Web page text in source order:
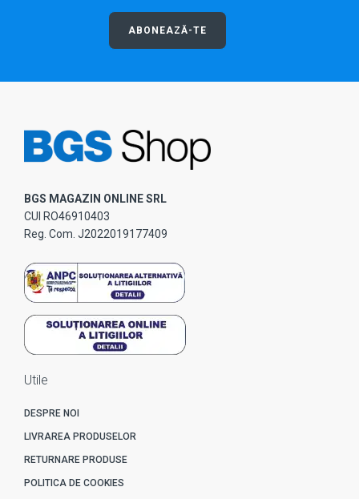
ABONEAZĂ-TE
BGS MAGAZIN ONLINE SRL
CUI RO46910403
Reg. Com. J2022019177409
Utile
DESPRE NOI
LIVRAREA PRODUSELOR
RETURNARE PRODUSE
POLITICA DE COOKIES